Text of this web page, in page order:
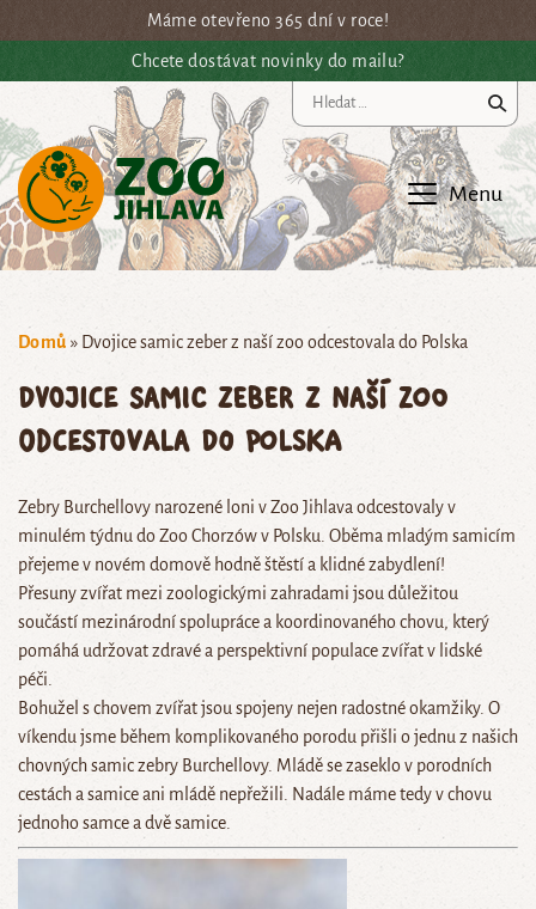
Přejít na hlavní obsahMáme otevřeno 365 dní v roce!
Chcete dostávat novinky do mailu?
Menu
Domů » Dvojice samic zeber z naší zoo odcestovala do Polska
Dvojice samic zeber z naší zoo
odcestovala do Polska
Zebry Burchellovy narozené loni v Zoo Jihlava odcestovaly v
minulém týdnu do Zoo Chorzów v Polsku. Oběma mladým samicím
přejeme v novém domově hodně štěstí a klidné zabydlení!
Přesuny zvířat mezi zoologickými zahradami jsou důležitou
součástí mezinárodní spolupráce a koordinovaného chovu, který
pomáhá udržovat zdravé a perspektivní populace zvířat v lidské
péči.
Bohužel s chovem zvířat jsou spojeny nejen radostné okamžiky. O
víkendu jsme během komplikovaného porodu přišli o jednu z našich
chovných samic zebry Burchellovy. Mládě se zaseklo v porodních
cestách a samice ani mládě nepřežili. Nadále máme tedy v chovu
jednoho samce a dvě samice.